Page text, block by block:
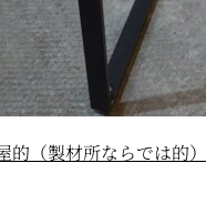
的（製材所ならでは的